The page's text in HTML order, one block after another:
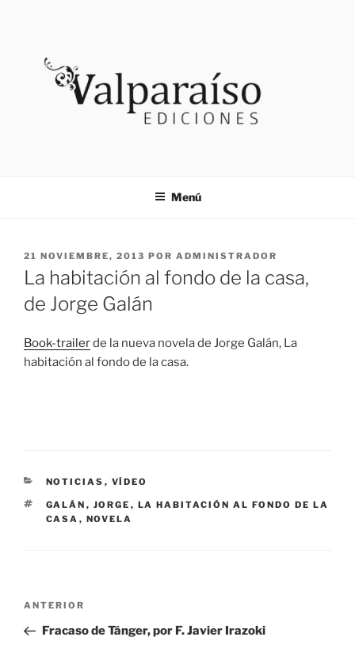
VALPARAISO EDICIONES
Menú
PUBLICADO
EL
21 NOVIEMBRE, 2013 POR ADMINISTRADOR
La habitación al fondo de la casa,
de Jorge Galán
Book-trailerde la nueva novela de Jorge Galán, La
habitación al fondo de la casa.
CATEGORÍAS
NOTICIAS , VÍDEO
ETIQUETAS
GALÁN , JORGE , LA HABITACIÓN AL FONDO DE LA
CASA , NOVELA
Navegación
entradas
Entrada
anterior:
ANTERIOR
Fracaso de Tánger, por F. Javier Irazoki